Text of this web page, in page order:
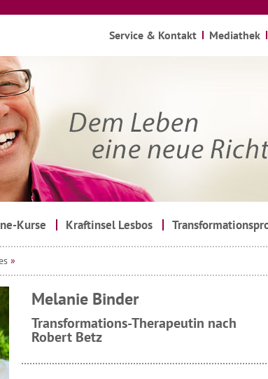
Kurse Kraftinsel Lesbos
»
Melanie Binder
Transformations-Therapeutin nach
Robert Betz
Service & Kontakt Mediathek